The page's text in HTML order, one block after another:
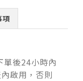
項
單後24小時內
啟用，否則